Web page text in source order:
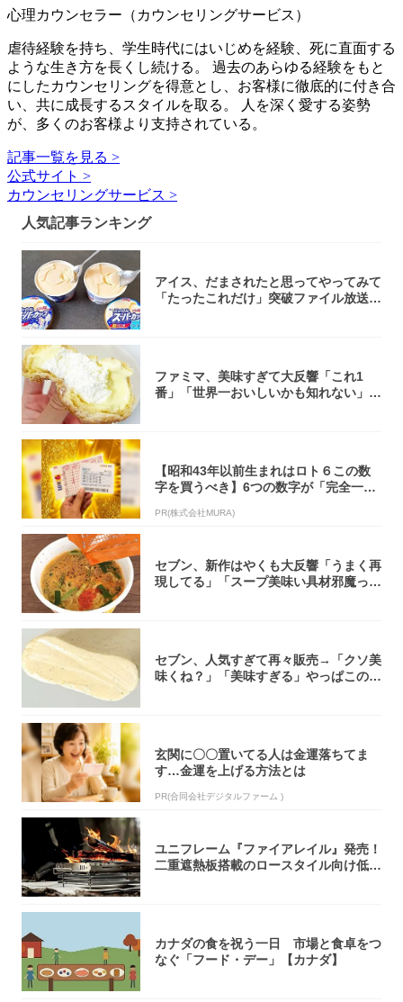
心理カウンセラー（カウンセリングサービス）
虐待経験を持ち、学生時代にはいじめを経験、死に直面する
ような生き方を長くし続ける。 過去のあらゆる経験をもと
にしたカウンセリングを得意とし、お客様に徹底的に付き合
い、共に成長するスタイルを取る。 人を深く愛する姿勢
が、多くのお客様より支持されている。
記事一覧を見る >
公式サイト >
カウンセリングサービス >
人気記事ランキング
アイス、だまされたと思ってやってみて
「たったこれだけ」突破ファイル放送で
ファミマ、美味すぎて大反響「これ1
番」「世界一おいしいかも知れない」
【昭和43年以前生まれはロト６この数
字を買うべき】6つの数字が「完全一
PR(株式会社MURA)
セブン、新作はやくも大反響「うまく再
現してる」「スープ美味い具材邪魔って
セブン、人気すぎて再々販売→「クソ美
味くね？」「美味すぎる」やっぱこのク
玄関に〇〇置いてる人は金運落ちてま
す…金運を上げる方法とは
PR(合同会社デジタルファーム )
ユニフレーム『ファイアレイル』発売！
二重遮熱板搭載のロースタイル向け低型
カナダの食を祝う一日 市場と食卓をつ
なぐ「フード・デー」【カナダ】